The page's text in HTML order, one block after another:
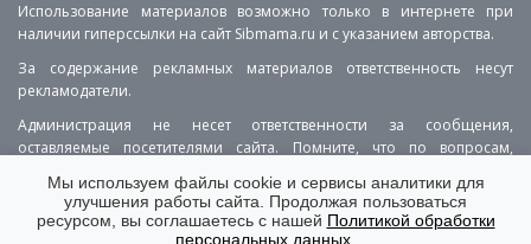
Использование материалов возможно только в интернете при
наличии гиперссылки на сайт Sibmama.ru и с указанием авторства.
За содержание рекламных материалов ответственность несут
рекламодатели.
Администрация не несет ответственности за сообщения,
оставляемые посетителями сайта. Помните, что по вопросам,
РЕКЛАМА О ПРОЕКТЕ
КОНТАКТЫ
Мы используем файлы cookie и сервисы аналитики для
улучшения работы сайта. Продолжая пользоваться
ресурсом, вы соглашаетесь с нашей Политикой обработки
персональных данных